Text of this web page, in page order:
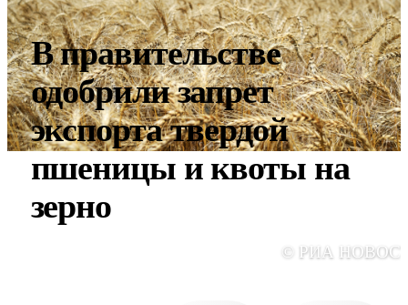
В правительстве
одобрили запрет
экспорта твердой
пшеницы и квоты на
зерно
© РИА